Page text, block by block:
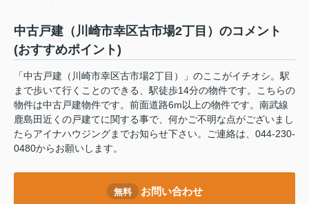
中古戸建（川崎市幸区古市場2丁目）のコメント
(おすすめポイント)
「中古戸建（川崎市幸区古市場2丁目）」のここがイチオシ。駅
まで歩いて行くことのできる、駅徒歩14分の物件です。こちらの
物件は中古戸建物件です。前面道路6m以上の物件です。南武線
鹿島田近くの戸建てに関する事で、何かご不明な点がございまし
たらアイナハウジングまでお知らせ下さい。ご連絡は、044-230-
0480からお願いします。
無料 お問い合わせ